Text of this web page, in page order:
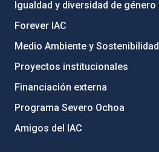
Igualdad y diversidad de género
Forever IAC
Medio Ambiente y Sostenibilidad
Proyectos institucionales
Financiación externa
Programa Severo Ochoa
Amigos del IAC